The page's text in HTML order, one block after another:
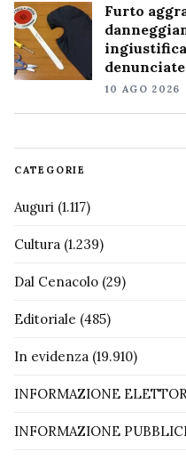
Furto
10 AGO 2026
CATEGORIE
Auguri (1.117)
Cultura (1.239)
Dal Cenacolo (29)
Editoriale (485)
In evidenza (19.910)
INFORMAZIONE
INFORMAZIONE